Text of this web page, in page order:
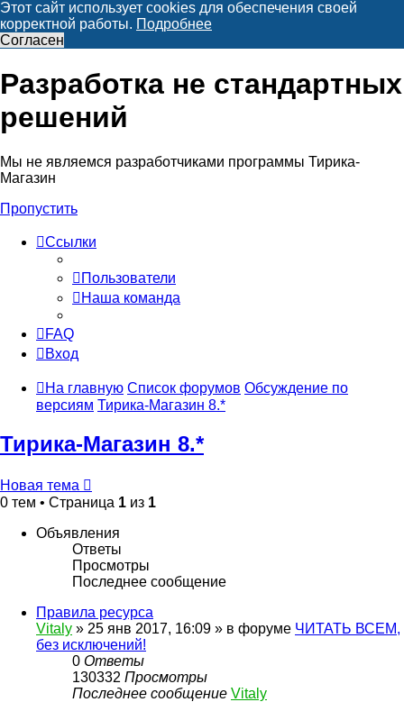
Этот сайт использует cookies для обеспечения своей
корректной работы. Подробнее
Согласен
Разработка не стандартных
решений
Мы не являемся разработчиками программы Тирика-
Магазин
Пропустить
Ссылки
Пользователи
Наша команда
FAQ
Вход
На главную Список форумов Обсуждение по
версиям Тирика-Магазин 8.*
Тирика-Магазин 8.*
Новая тема
0 тем • Страница 1 из 1
Объявления
Ответы
Просмотры
Последнее сообщение
Правила ресурса
Vitaly » 25 янв 2017, 16:09 » в форуме ЧИТАТЬ ВСЕМ,
без исключений!
0 Ответы
130332 Просмотры
Последнее сообщение Vitaly